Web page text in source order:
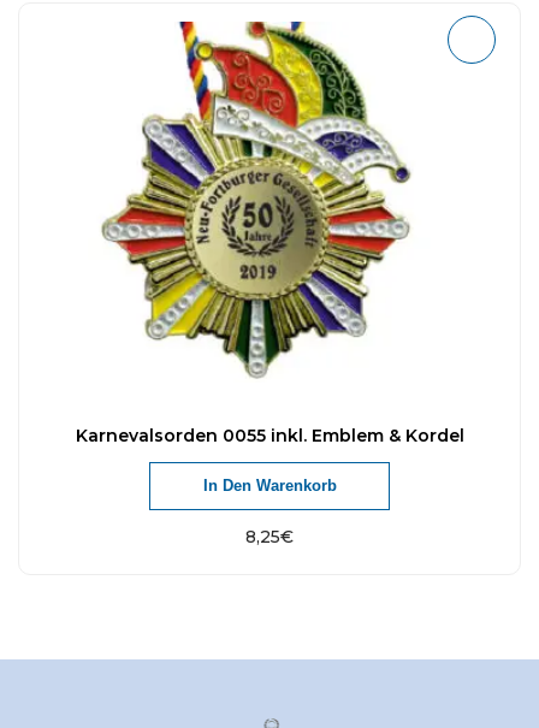
Karnevalsorden 0055 inkl. Emblem & Kordel
8,25€
In Den Warenkorb